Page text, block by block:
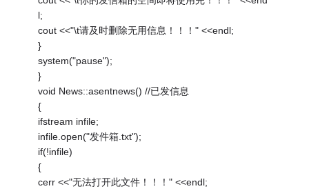
l;
cout <<"\t请及时删除无用信息！！！" <<endl;
}
system("pause");
}
void News::asentnews() //已发信息
{
ifstream infile;
infile.open("发件箱.txt");
if(!infile)
{
cerr <<"无法打开此文件！！！" <<endl;